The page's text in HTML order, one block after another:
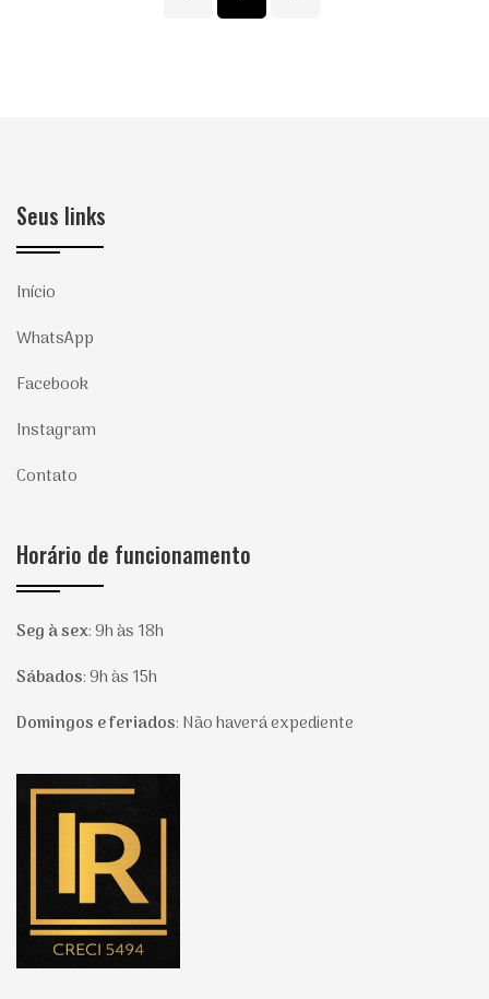
Seus links
Início
WhatsApp
Facebook
Instagram
Contato
Horário de funcionamento
Seg à sex:9h às 18h
Sábados:9h às 15h
Domingos e feriados: Não haverá expediente
Página inicial